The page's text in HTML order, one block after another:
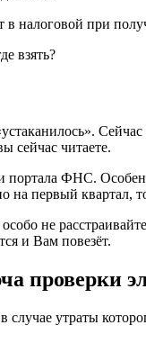
налоговой при
сейчас читаете.
портала ФНС.
первый квартал, то
не
и Вам повезёт.
проверки
случае утраты